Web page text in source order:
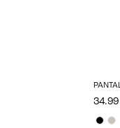
34.99